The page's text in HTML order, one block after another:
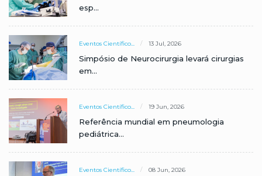
esp...
Eventos Científico... 13 Jul, 2026
Simpósio de Neurocirurgia levará cirurgias
em...
Eventos Científico... 19 Jun, 2026
Referência mundial em pneumologia
pediátrica...
Eventos Científico... 08 Jun, 2026